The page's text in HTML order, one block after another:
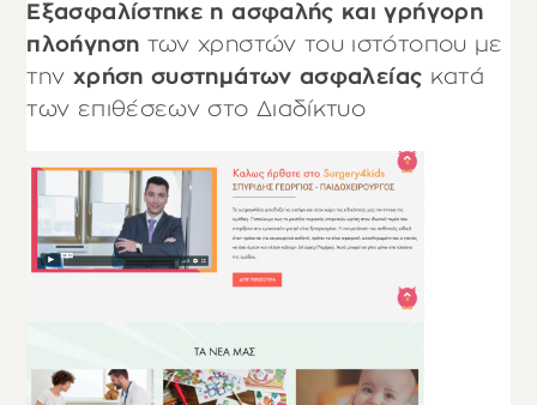
Εξασφαλίστηκε η ασφαλής και γρήγορη
πλοήγηση των χρηστών του ιστότοπου με
την χρήση συστημάτων ασφαλείας κατά
των επιθέσεων στο Διαδίκτυο